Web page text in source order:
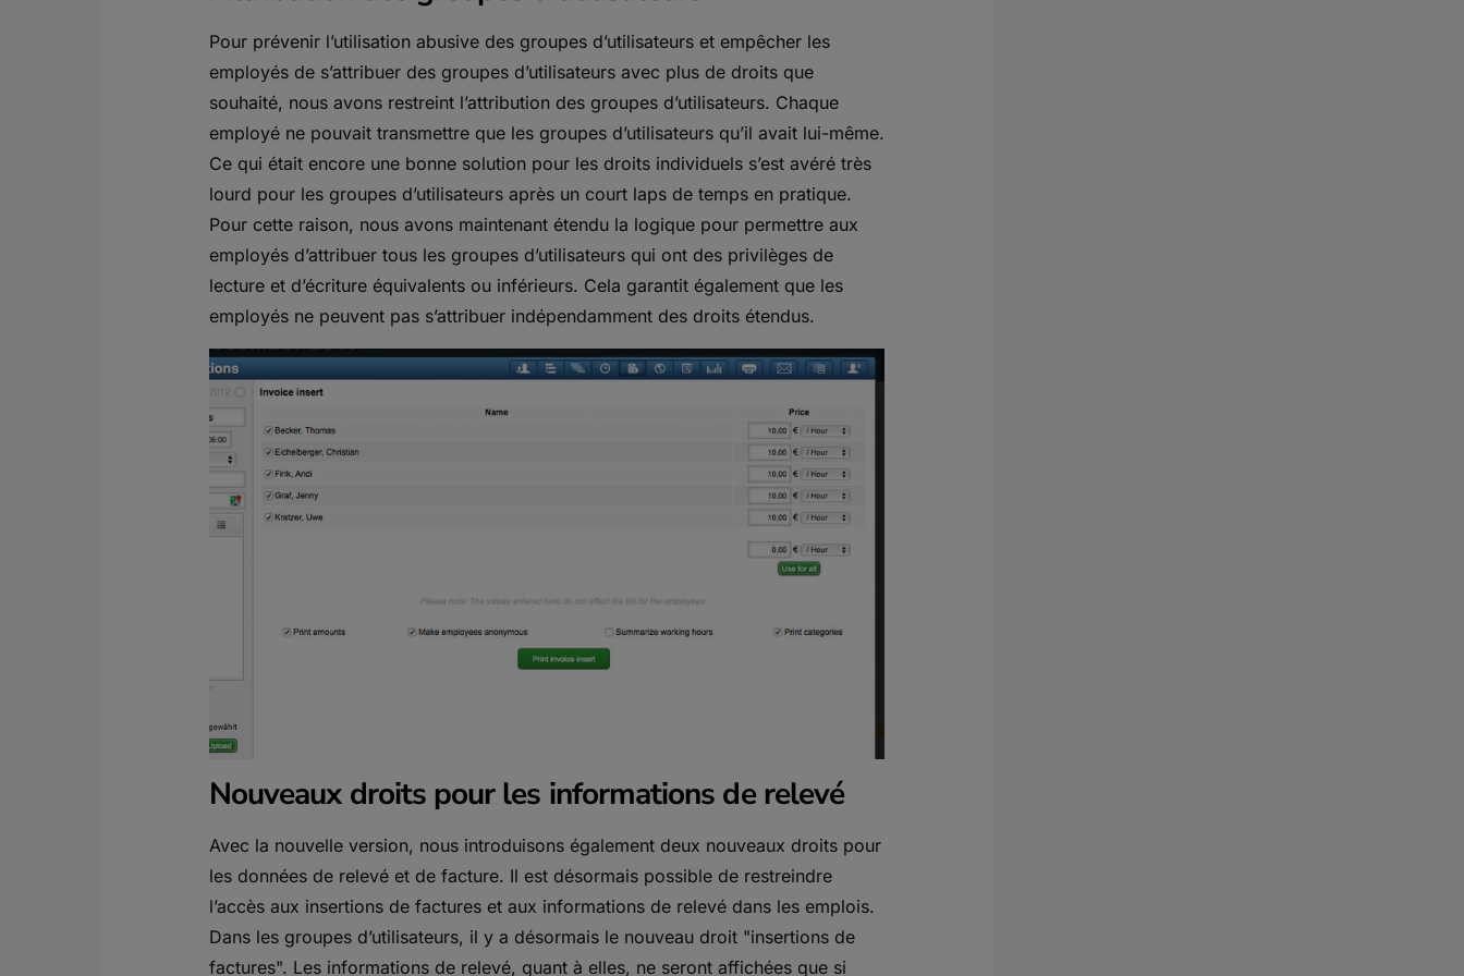
Pour prévenir l’utilisation abusive des groupes d’utilisateurs et empêcher les
employés de s’attribuer des groupes d’utilisateurs avec plus de droits que
souhaité, nous avons restreint l’attribution des groupes d’utilisateurs. Chaque
employé ne pouvait transmettre que les groupes d’utilisateurs qu’il avait lui-même.
Ce qui était encore une bonne solution pour les droits individuels s’est avéré très
lourd pour les groupes d’utilisateurs après un court laps de temps en pratique.
Pour cette raison, nous avons maintenant étendu la logique pour permettre aux
employés d’attribuer tous les groupes d’utilisateurs qui ont des privilèges de
lecture et d’écriture équivalents ou inférieurs. Cela garantit également que les
employés ne peuvent pas s’attribuer indépendamment des droits étendus.
Nouveaux droits pour les informations de relevé
Avec la nouvelle version, nous introduisons également deux nouveaux droits pour
les données de relevé et de facture. Il est désormais possible de restreindre
l’accès aux insertions de factures et aux informations de relevé dans les emplois.
Dans les groupes d’utilisateurs, il y a désormais le nouveau droit "insertions de
factures". Les informations de relevé, quant à elles, ne seront affichées que si